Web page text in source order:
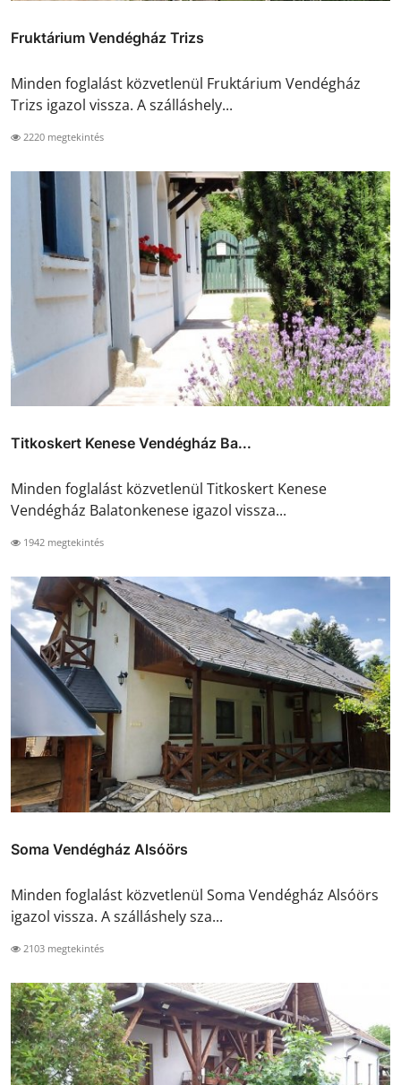
Fruktárium Vendégház Trizs
Minden foglalást közvetlenül Fruktárium Vendégház
Trizs igazol vissza. A szálláshely...
2220 megtekintés
Titkoskert Kenese Vendégház Ba...
Minden foglalást közvetlenül Titkoskert Kenese
Vendégház Balatonkenese igazol vissza...
1942 megtekintés
Soma Vendégház Alsóörs
Minden foglalást közvetlenül Soma Vendégház Alsóörs
igazol vissza. A szálláshely sza...
2103 megtekintés